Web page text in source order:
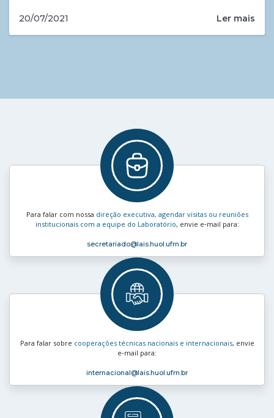
20/07/2021 Ler mais
Para falar com nossa direção executiva, agendar visitas ou reuniões
institucionais com a equipe do Laboratório, envie e‑mail para:
secretariado@lais.huol.ufrn.br
Para falar sobre cooperações técnicas nacionais e internacionais, envie
e‑mail para:
internacional@lais.huol.ufrn.br